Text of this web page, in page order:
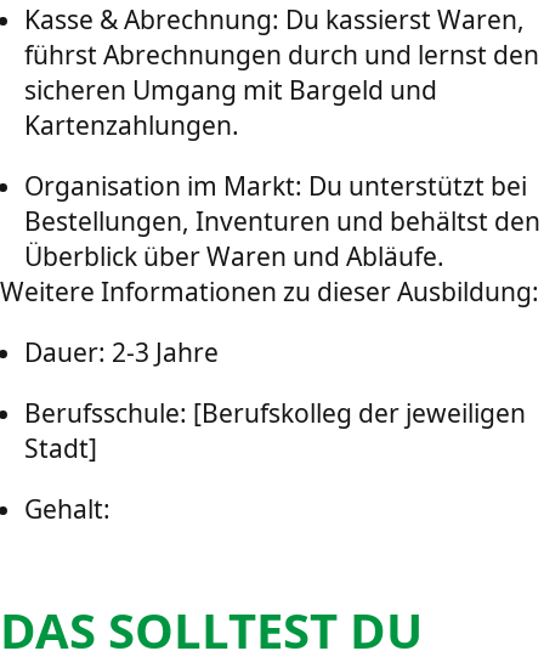
Kasse & Abrechnung: Du kassierst Waren,
führst Abrechnungen durch und lernst den
sicheren Umgang mit Bargeld und
Kartenzahlungen.
Organisation im Markt: Du unterstützt bei
Bestellungen, Inventuren und behältst den
Überblick über Waren und Abläufe.
Weitere Informationen zu dieser Ausbildung:
Dauer: 2-3 Jahre
Berufsschule: [Berufskolleg der jeweiligen
Stadt]
Gehalt:
DAS SOLLTEST DU